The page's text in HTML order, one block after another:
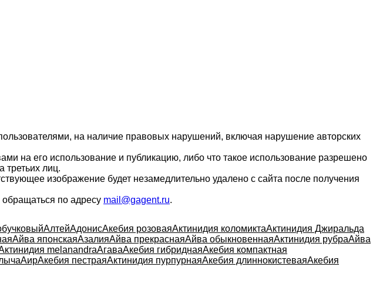
на наличие правовых нарушений, включая нарушение авторских
на его использование и публикацию, либо что такое использование разрешено
третьих лиц.
изображение будет незамедлительно удалено с сайта после получения
по адресу mail@gagent.ru.
АлтейАдонисАкебия розоваяАктинидия коломиктаАктинидия Джиральда
Айва японскаяАзалияАйва прекраснаяАйва обыкновеннаяАктинидия рубраАйва
melanandraАгаваАкебия гибриднаяАкебия компактная
АирАкебия пестраяАктинидия пурпурнаяАкебия длиннокистеваяАкебия